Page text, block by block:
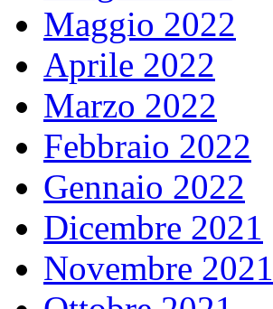
Maggio 2022
Aprile 2022
Marzo 2022
Febbraio 2022
Gennaio 2022
Dicembre 2021
Novembre 2021